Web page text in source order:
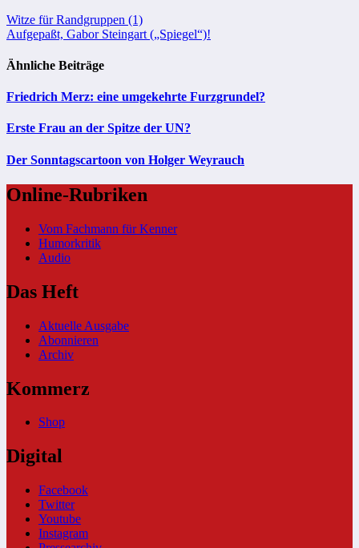
Beitragsnavigation
Witze für Randgruppen (1)
Aufgepaßt, Gabor Steingart („Spiegel“)!
Ähnliche Beiträge
Friedrich Merz: eine umgekehrte Furzgrundel?
Erste Frau an der Spitze der UN?
Der Sonntagscartoon von Holger Weyrauch
Online-Rubriken
Vom Fachmann für Kenner
Humorkritik
Audio
Das Heft
Aktuelle Ausgabe
Abonnieren
Archiv
Kommerz
Shop
Digital
Facebook
Twitter
Youtube
Instagram